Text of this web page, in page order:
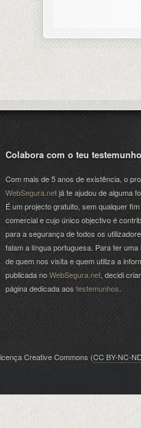
Colabora com o teu testemunho
Com mais de 5 anos de existência, o
WebSegura.netjá te ajudou de alguma
É um projecto gratuito, sem qualquer fim
comercial e cujo único objectivo é
para a segurança de todos os
falam a língua portuguesa. Para ter uma
de quem nos visita e quem utiliza a
publicada noWebSegura.net , decidi
página dedicada aos testemunhos
Creative Commons (CC BY-NC-